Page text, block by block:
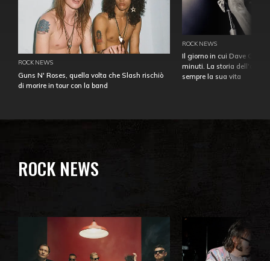
ROCK NEWS
Guns N' Roses, quella volta che Slash rischiò
di morire in tour con la band
ROCK NEWS
Il giorno in cui Dave
minuti. La storia
sempre la sua vita
ROCK NEWS